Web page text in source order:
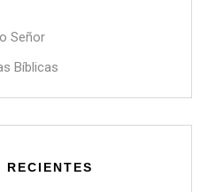
Señor
Bíblicas
RECIENTES